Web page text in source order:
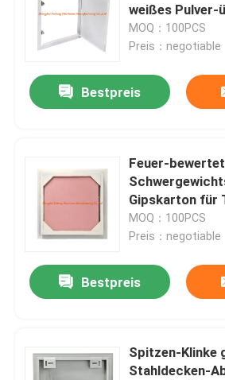
weißes Pulver-
Schattenfuge
MOQ：100PCS
Preis：negotiable
Bestpreis
Feuer-
Gipskarton für
MOQ：100PCS
Preis：negotiable
Bestpreis
Spitzen-Klinke
Stahldecken-